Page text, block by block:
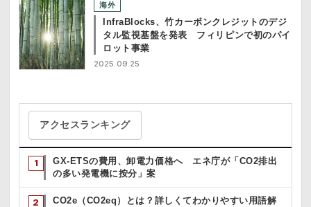
海外
InfraBlocks、竹カーボンクレジットのデジ
タル監視基盤を発表 フィリピンで初のパイ
ロット事業
2025.09.25
アクセスランキング
GX-ETSの費用、卸電力価格へ エネ庁が「CO2排出
の多い発電機に按分」案
CO2e（CO2eq）とは？詳しくてわかりやすい用語解